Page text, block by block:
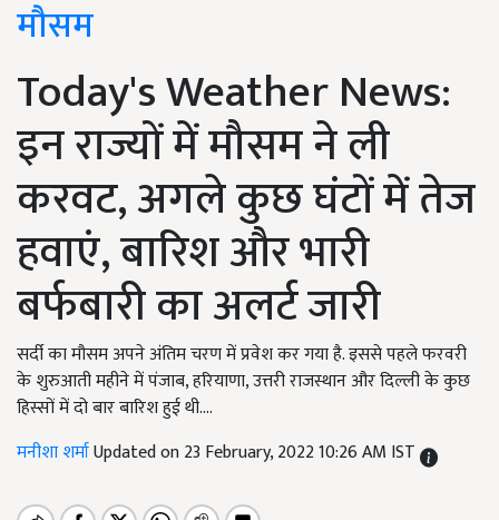
मौसम
Today's Weather News:
इन राज्यों में मौसम ने ली
करवट, अगले कुछ घंटों में तेज
हवाएं, बारिश और भारी
बर्फबारी का अलर्ट जारी
सर्दी का मौसम अपने अंतिम चरण में प्रवेश कर गया है. इससे पहले फरवरी
के शुरुआती महीने में पंजाब, हरियाणा, उत्तरी राजस्थान और दिल्ली के कुछ
हिस्सों में दो बार बारिश हुई थी....
मनीशा शर्माUpdated on 23 February, 2022 10:26 AM IST